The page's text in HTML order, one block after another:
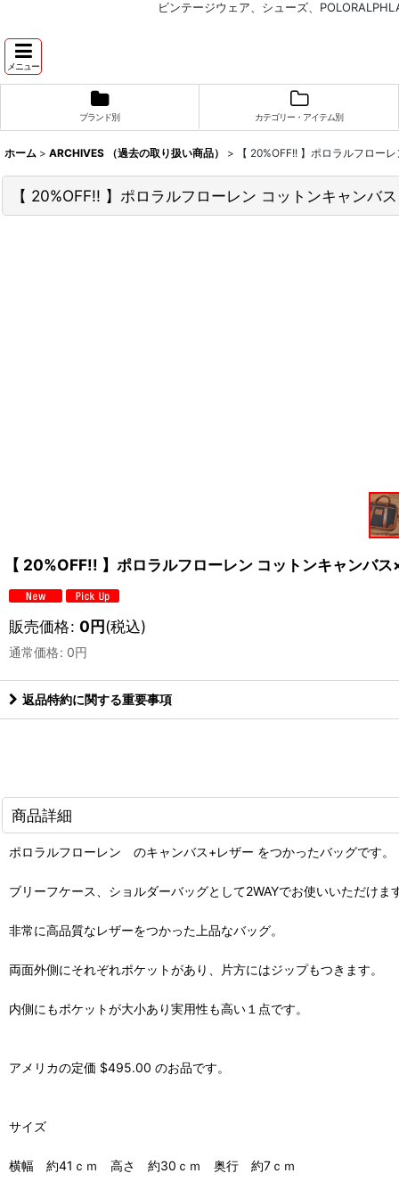
ビンテージウェア、シューズ、
メニュー
ブランド別 カテゴリー・アイテム別
ホーム > ARCHIVES （過去の取り扱い商品） > 【 20%OFF!! 】ポロラルフロ
【 20%OFF!! 】ポロラルフローレン コットンキャン
【 20%OFF!! 】ポロラルフローレン コットンキャン
販売価格: 0円(税込)
通常価格: 0円
返品特約に関する重要事項
商品詳細
ポロラルフローレン のキャンバス+レザー をつかったバッグです。
ブリーフケース、ショルダーバッグとして2WAYでお使いいただけま
非常に高品質なレザーをつかった上品なバッグ。
両面外側にそれぞれポケットがあり、片方にはジップもつきます。
内側にもポケットが大小あり実用性も高い１点です。
アメリカの定価 $495.00 のお品です。
サイズ
横幅 約41ｃｍ 高さ 約30ｃｍ 奥行 約7ｃｍ